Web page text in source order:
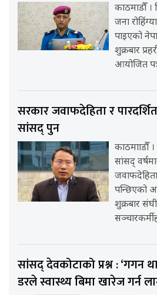
काठमाडौँ ।
जना
पाइएको
शुक्रबार
आयोजित
सरकार जवाफदेहिता र
सांसद् पुन
काठमााडौँ ।
सांसद्
जवाफदेहिता
पन्छिएको
शुक्रबार
सांसद् देवकोटाको प्रश्न : ‘गगन
डरले स्वास्थ्य बिमा खारेज गर्न